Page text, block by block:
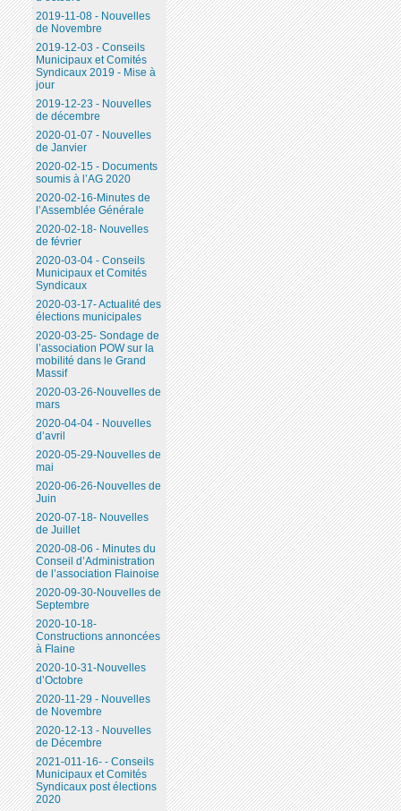
2019-11-08 - Nouvelles
de Novembre
2019-12-03 - Conseils
Municipaux et Comités
Syndicaux 2019 - Mise à
jour
2019-12-23 - Nouvelles
de décembre
2020-01-07 - Nouvelles
de Janvier
2020-02-15 - Documents
soumis à l’AG 2020
2020-02-16-Minutes de
l’Assemblée Générale
2020-02-18- Nouvelles
de février
2020-03-04 - Conseils
Municipaux et Comités
Syndicaux
2020-03-17- Actualité des
élections municipales
2020-03-25- Sondage de
l’association POW sur la
mobilité dans le Grand
Massif
2020-03-26-Nouvelles de
mars
2020-04-04 - Nouvelles
d’avril
2020-05-29-Nouvelles de
mai
2020-06-26-Nouvelles de
Juin
2020-07-18- Nouvelles
de Juillet
2020-08-06 - Minutes du
Conseil d’Administration
de l’association Flainoise
2020-09-30-Nouvelles de
Septembre
2020-10-18-
Constructions annoncées
à Flaine
2020-10-31-Nouvelles
d’Octobre
2020-11-29 - Nouvelles
de Novembre
2020-12-13 - Nouvelles
de Décembre
2021-011-16- - Conseils
Municipaux et Comités
Syndicaux post élections
2020